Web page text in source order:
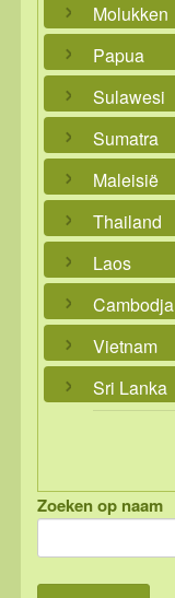
Molukken
Papua
Sulawesi
Sumatra
Maleisië
Thailand
Laos
Cambodja
Vietnam
Sri Lanka
Zoeken op naam